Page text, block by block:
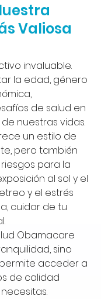
Valiosa
invaluable.
la edad, género
de salud en
nuestras vidas.
un estilo de
pero también
para la
al sol y el
y el estrés
cuidar de tu
Obamacare
sino
acceder a
de calidad